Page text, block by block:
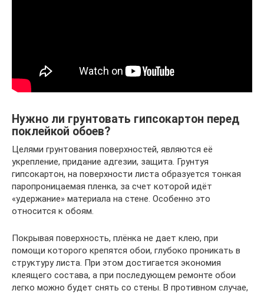
Нужно ли грунтовать гипсокартон перед
поклейкой обоев?
Целями грунтования поверхностей, являются её
укрепление, придание адгезии, защита. Грунтуя
гипсокартон, на поверхности листа образуется тонкая
паропроницаемая пленка, за счет которой идёт
«удержание» материала на стене. Особенно это
относится к обоям.
Покрывая поверхность, плёнка не дает клею, при
помощи которого крепятся обои, глубоко проникать в
структуру листа. При этом достигается экономия
клеящего состава, а при последующем ремонте обои
легко можно будет снять со стены. В противном случае,